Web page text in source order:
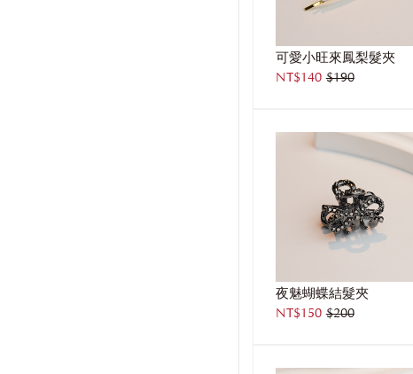
可愛小旺來鳳梨髮夾
NT$140 $190
夜魅蝴蝶結髮夾
NT$150 $200